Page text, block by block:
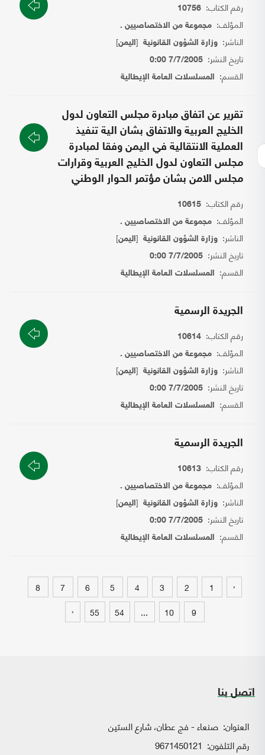
رقم الكتاب: 10756
المؤلف: مجموعة من الاختصاصيين .
الناشر: وزارة الشؤون القانونية [اليمن]
تاريخ النشر: 7/7/2005 0:00
القسم: المسلسلات العامة الإيطالية
تقرير عن اتفاق مبادرة مجلس التعاون لدول
الخليج العربية والاتفاق بشان الية تنفيذ
العملية الانتقالية في اليمن وفقا لمبادرة
مجلس التعاون لدول الخليج العربية وقرارات
مجلس الامن بشان مؤتمر الحوار الوطني
رقم الكتاب: 10615
المؤلف: مجموعة من الاختصاصيين .
الناشر: وزارة الشؤون القانونية [اليمن]
تاريخ النشر: 7/7/2005 0:00
القسم: المسلسلات العامة الإيطالية
الجريدة الرسمية
رقم الكتاب: 10614
المؤلف: مجموعة من الاختصاصيين .
الناشر: وزارة الشؤون القانونية [اليمن]
تاريخ النشر: 7/7/2005 0:00
القسم: المسلسلات العامة الإيطالية
الجريدة الرسمية
رقم الكتاب: 10613
المؤلف: مجموعة من الاختصاصيين .
الناشر: وزارة الشؤون القانونية [اليمن]
تاريخ النشر: 7/7/2005 0:00
القسم: المسلسلات العامة الإيطالية
‹
1
2
3
4
5
6
7
8
9
10
...
54
55
›
اتصل بنا
العنوان: صنعاء - فج عطان، شارع الستين
رقم التلفون: 9671450121